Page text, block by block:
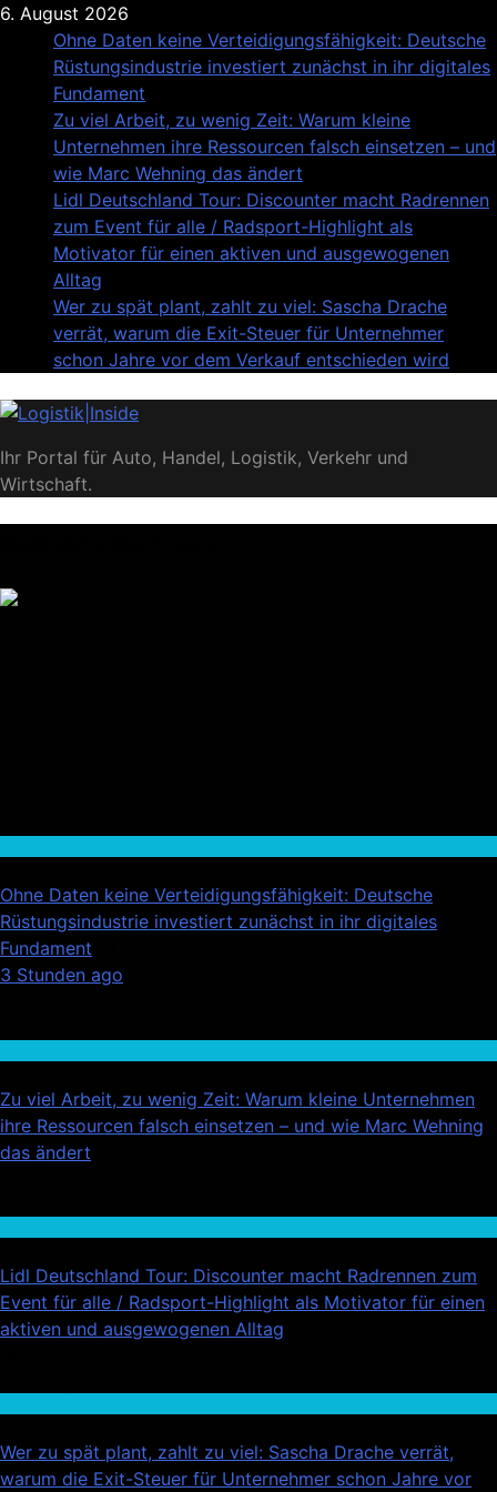
Skip
content
6. August 2026
Ohne Daten keine Verteidigungsfähigkeit: Deutsche
Rüstungsindustrie investiert zunächst in ihr digitales
Fundament
Zu viel Arbeit, zu wenig Zeit: Warum kleine
Unternehmen ihre Ressourcen falsch einsetzen – und
wie Marc Wehning das ändert
Lidl Deutschland Tour: Discounter macht Radrennen
zum Event für alle / Radsport-Highlight als
Motivator für einen aktiven und ausgewogenen
Alltag
Wer zu spät plant, zahlt zu viel: Sascha Drache
verrät, warum die Exit-Steuer für Unternehmer
schon Jahre vor dem Verkauf entschieden wird
Logistik|Inside
Ihr Portal für Auto, Handel, Logistik, Verkehr und
Wirtschaft.
Ohne Daten keine Verteidigungsfähigkeit: Deutsche
Rüstungsindustrie investiert zunächst in ihr digitales
Fundament
3 Stunden ago
Zu viel Arbeit, zu wenig Zeit: Warum kleine Unternehmen
ihre Ressourcen falsch einsetzen – und wie Marc Wehning
das ändert
Lidl Deutschland Tour: Discounter macht Radrennen zum
Event für alle / Radsport-Highlight als Motivator für einen
aktiven und ausgewogenen Alltag
Wer zu spät plant, zahlt zu viel: Sascha Drache verrät,
warum die Exit-Steuer für Unternehmer schon Jahre vor